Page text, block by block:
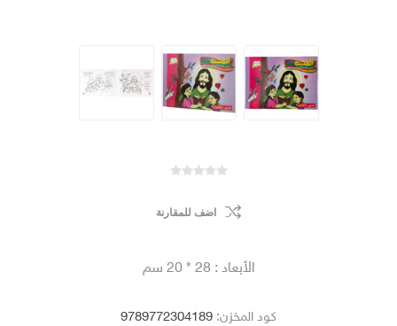
اضف للمقارنة
الأبعاد : 28 * 20 سم
كود المخزن: 9789772304189